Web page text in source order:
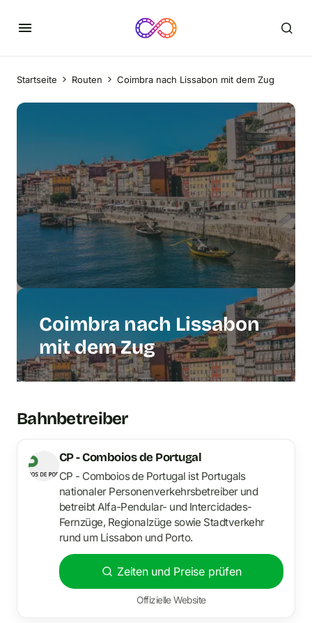
Startseite Routen Coimbra nach Lissabon mit dem Zug
Coimbra nach Lissabon
mit dem Zug
Bahnbetreiber
CP - Comboios de Portugal
CP - Comboios de Portugal ist Portugals
nationaler Personenverkehrsbetreiber und
betreibt Alfa-Pendular- und Intercidades-
Fernzüge, Regionalzüge sowie Stadtverkehr
rund um Lissabon und Porto.
Zeiten und Preise prüfen
Offizielle Website